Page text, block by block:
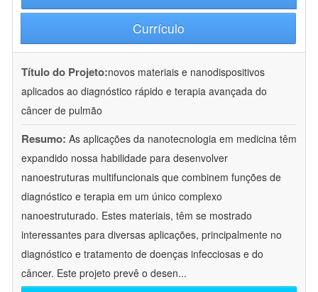
Currículo
Título do Projeto:novos materiais e nanodispositivos
aplicados ao diagnóstico rápido e terapia avançada do
câncer de pulmão
Resumo: As aplicações da nanotecnologia em medicina têm
expandido nossa habilidade para desenvolver
nanoestruturas multifuncionais que combinem funções de
diagnóstico e terapia em um único complexo
nanoestruturado. Estes materiais, têm se mostrado
interessantes para diversas aplicações, principalmente no
diagnóstico e tratamento de doenças infecciosas e do
câncer. Este projeto prevê o desen...